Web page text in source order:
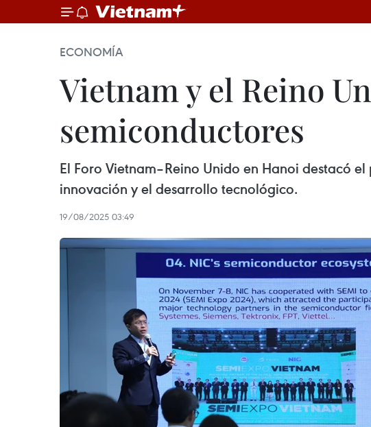
ECONOMÍA
Vietnam y el Reino
semiconductores
El Foro Vietnam–Reino Unido en Hanoi destacó
innovación y el desarrollo tecnológico.
19/08/2025 03:49